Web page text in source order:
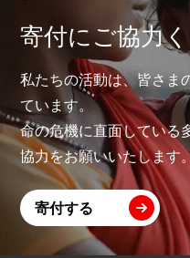
寄付にご協力
私たちの活動は、皆さま
ています。
命の危機に直面している
協力をお願いいたします
寄付する